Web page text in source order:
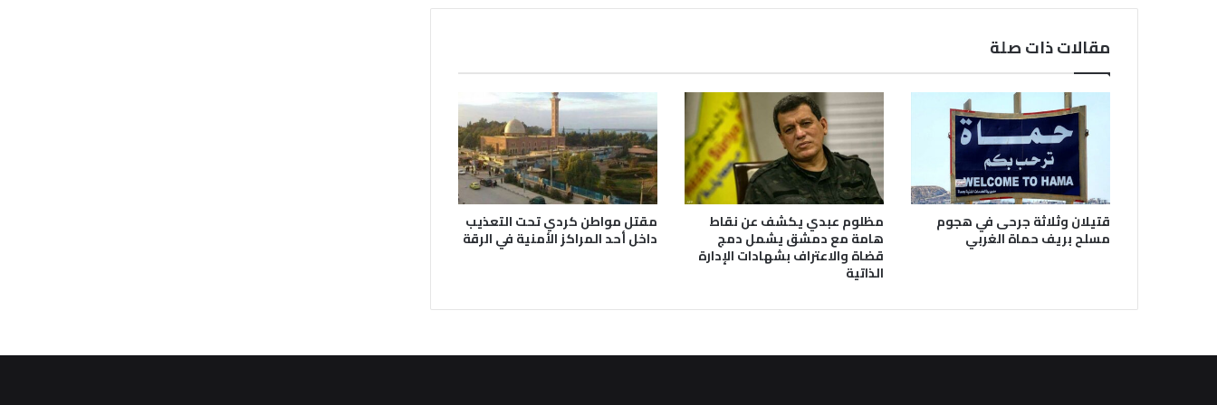
مقالات ذات صلة
قتيلان وثلاثة جرحى في هجوم
مسلح بريف حماة الغربي
مظلوم عبدي يكشف عن نقاط
هامة مع دمشق يشمل دمج
قضاة والاعتراف بشهادات الإدارة
الذاتية
مقتل مواطن كردي تحت التعذيب
داخل أحد المراكز الأمنية في الرقة